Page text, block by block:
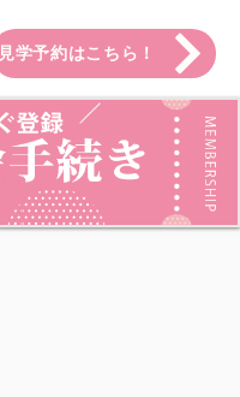
見学予約はこちら！
More